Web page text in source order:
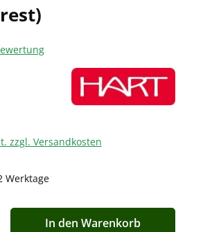
Bewertung von 5 von 5 Sternen
zzgl. Versandkosten
Werktage
Gib den gewünschten Wert ein oder
In den Warenkorb